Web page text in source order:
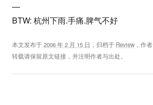
—
BTW: 杭州下雨.手痛.脾气不好
本文发布于2006 年 2 月 15 日 ，归档于 Review ，作者
转载请保留原文链接，并注明作者与出处。